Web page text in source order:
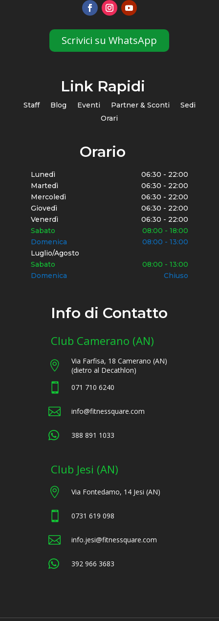
Scrivici su WhatsApp
Link Rapidi
Staff Blog Eventi Partner & Sconti
Sedi
Orari
Orario
Lunedì
06:30 - 22:00
Martedì
06:30 - 22:00
Mercoledì
06:30 - 22:00
Giovedì
06:30 - 22:00
Venerdì
06:30 - 22:00
Sabato
08:00 - 18:00
Domenica
08:00 - 13:00
Luglio/Agosto
Sabato
08:00 - 13:00
Domenica
Chiuso
Info di Contatto
Club Camerano (AN)

Via Farfisa, 18 Camerano (AN)
(dietro al Decathlon)
071 710 6240
 info@fitnessquare.com
 388 891 1033
Club Jesi (AN)
 Via Fontedamo, 14 Jesi (AN)
0731 619 098
 info.jesi@fitnessquare.com
 392 966 3683